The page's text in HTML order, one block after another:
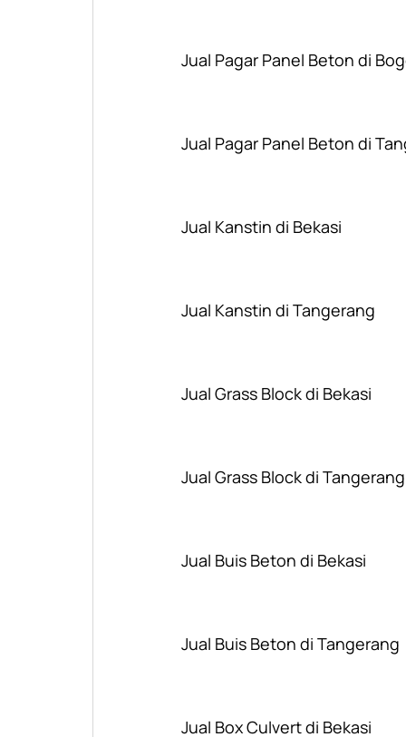
Jual Pagar Panel Beton di
Jual Pagar Panel Beton di
Jual Kanstin di Bekasi
Jual Kanstin di Tangerang
Jual Grass Block di Bekasi
Jual Grass Block di Tangerang
Jual Buis Beton di Bekasi
Jual Buis Beton di Tangerang
Jual Box Culvert di Bekasi